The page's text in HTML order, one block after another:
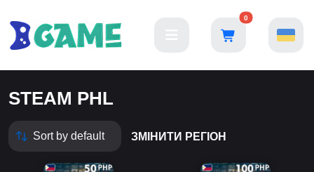
0
STEAM PHL
ЗМІНИТИ РЕГІОН